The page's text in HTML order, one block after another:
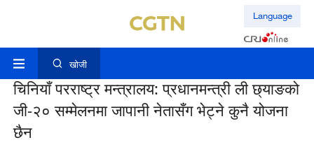
Language
खोजी
चिनियाँ परराष्ट्र मन्त्रालय: प्रधानमन्त्री ली छ्याङको
जी-२० सम्मेलनमा जापानी नेतासँग भेट्ने कुनै योजना
छैन